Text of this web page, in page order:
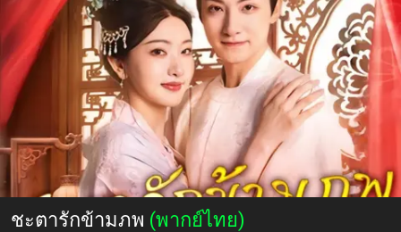
ชะตารักข้ามภพ (พากย์ไทย)